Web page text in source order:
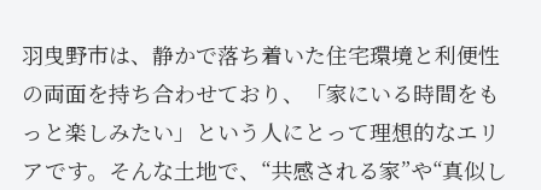
羽曳野市は、静かで落ち着いた住宅環境と利便性
の両面を持ち合わせており、「家にいる時間をも
っと楽しみたい」という人にとって理想的なエリ
アです。そんな土地で、“共感される家”や“真似し